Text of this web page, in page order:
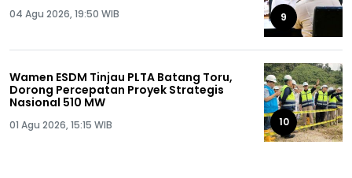
04 Agu 2026, 19:50 WIB 9
Wamen ESDM Tinjau PLTA Batang Toru,
Dorong Percepatan Proyek Strategis
Nasional 510 MW
01 Agu 2026, 15:15 WIB 10